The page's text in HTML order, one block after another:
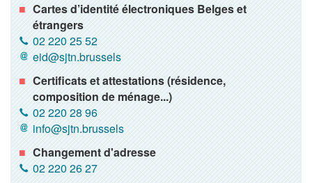
Cartes d’identité électroniques Belges et
étrangers
02 220 25 52
eid@sjtn.brussels
Certificats et attestations (résidence,
composition de ménage...)
02 220 28 96
info@sjtn.brussels
Changement d'adresse
02 220 26 27